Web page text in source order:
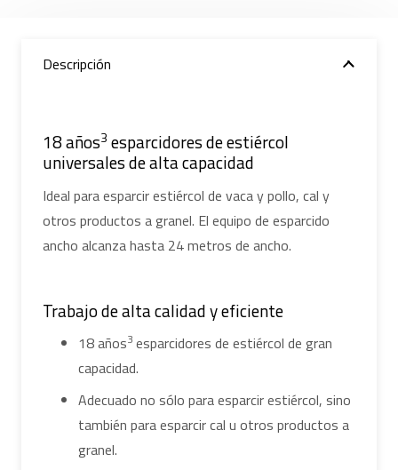
Descripción
18 años3 esparcidores de estiércol
universales de alta capacidad
Ideal para esparcir estiércol de vaca y pollo, cal y
otros productos a granel. El equipo de esparcido
ancho alcanza hasta 24 metros de ancho.
Trabajo de alta calidad y eficiente
18 años3 esparcidores de estiércol de gran
capacidad.
Adecuado no sólo para esparcir estiércol, sino
también para esparcir cal u otros productos a
granel.